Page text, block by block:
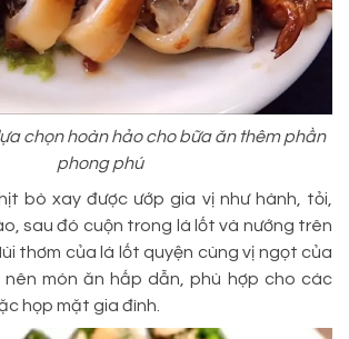
chọn hoàn hảo cho bữa ăn thêm phần
phong phú
bò xay được ướp gia vị như hành, tỏi,
sau đó cuộn trong lá lốt và nướng trên
thơm của lá lốt quyện cùng vị ngọt của
món ăn hấp dẫn, phù hợp cho các
họp mặt gia đình.